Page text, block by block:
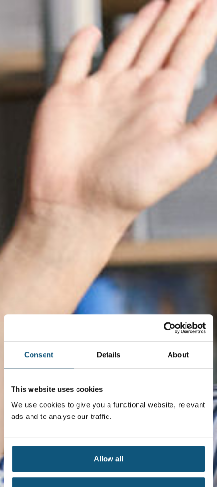
Consent Details About
This website uses cookies
We use cookies to give you a functional website, relevant
ads and to analyse our traffic.
Allow all